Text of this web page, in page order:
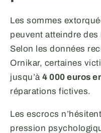
Les sommes
peuvent atteindre
Selon les données
Ornikar, certaines
jusqu’à 4 000 euros
réparations fictives.
Les escrocs
pression